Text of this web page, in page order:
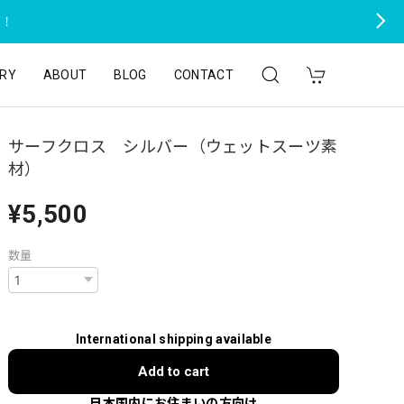
ABOUT BLOG CONTACT
サーフクロス シルバー（ウェットスーツ素
材）
¥5,500
数量
International shipping available
Add to cart